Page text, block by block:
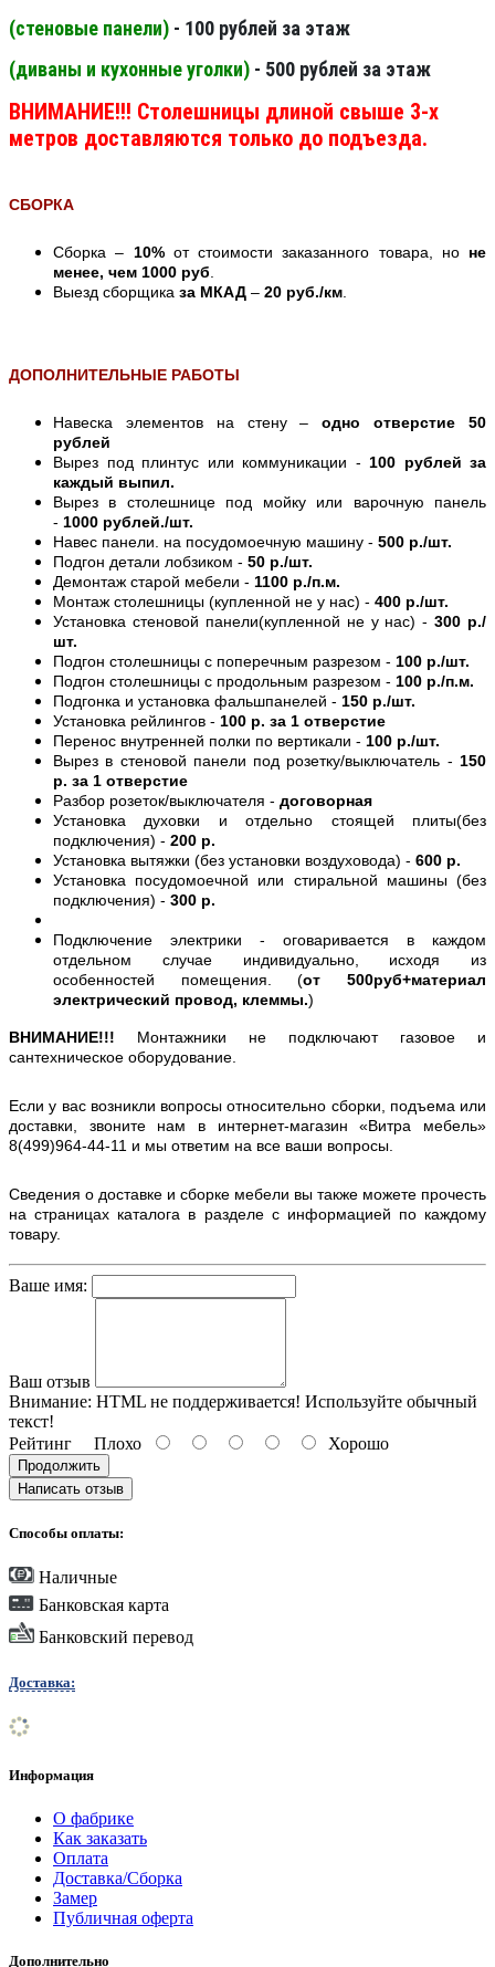
(стеновые панели) - 100 рублей за этаж
(диваны и кухонные уголки) - 500 рублей за этаж
ВНИМАНИЕ!!! Столешницы длиной свыше 3-х
метров доставляются только до подъезда.
СБОРКА
Сборка – 10%от стоимости заказанного товара, но не
менее, чем 1000 руб
Выезд сборщика за МКАД – 20 руб./км
ДОПОЛНИТЕЛЬНЫЕ РАБОТЫ
Навеска элементов на стену –одно отверстие 50
рублей
Вырез под плинтус или коммуникации - 100 рублей за
каждый выпил.
Вырез в столешнице под мойку или варочную панель
- 1000 рублей./шт.
Навес панели. на посудомоечную машину - 500 р./шт.
Подгон детали лобзиком - 50 р./шт.
Демонтаж старой мебели - 1100 р./п.м.
Монтаж столешницы (купленной не у нас) - 400 р./шт.
Установка стеновой панели(купленной не у нас) -300 р./
шт.
Подгон столешницы с поперечным разрезом - 100 р./шт.
Подгон столешницы с продольным разрезом - 100 р./п.м.
Подгонка и установка фальшпанелей - 150 р./шт.
Установка рейлингов - 100 р. за 1 отверстие
Перенос внутренней полки по вертикали - 100 р./шт.
Вырез в стеновой панели под розетку/выключатель - 150
р. за 1 отверстие
Разбор розеток/выключателя - договорная
Установка духовки и отдельно стоящей плиты(без
подключения) - 200 р.
Установка вытяжки (без установки воздуховода) - 600 р.
Установка посудомоечной или стиральной машины (без
подключения) - 300 р.
Подключение электрики - оговаривается в каждом
отдельном случае индивидуально, исходя из
особенностей помещения. (от 500руб+материал
электрический провод, клеммы.)
ВНИМАНИЕ!!! Монтажники не подключают газовое и
сантехническое оборудование.
Если у вас возникли вопросы относительно сборки, подъема или
доставки, звоните нам в интернет-магазин «Витра мебель»
8(499)964-44-11 и мы ответим на все ваши вопросы.
Сведения о доставке и сборке мебели вы также можете прочесть
на страницах каталога в разделе с информацией по каждому
товару.
Ваше имя:
Ваш отзыв
Внимание: HTML не поддерживается! Используйте обычный
текст!
Рейтинг Плохо Хорошо
Продолжить
Написать отзыв
Способы оплаты:
Наличные
Банковская карта
Банковский перевод
Доставка:
Информация
О фабрике
Как заказать
Оплата
Доставка/Сборка
Замер
Публичная оферта
Дополнительно